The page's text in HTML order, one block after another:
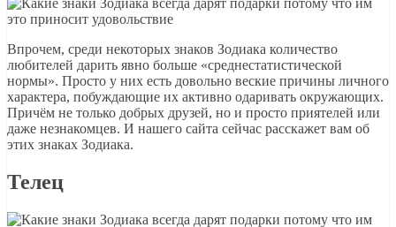
Впрочем, среди некоторых знаков Зодиака количество
любителей дарить явно больше «среднестатистической
нормы». Просто у них есть довольно веские причины личного
характера, побуждающие их активно одаривать окружающих.
Причём не только добрых друзей, но и просто приятелей или
даже незнакомцев. И нашего сайта сейчас расскажет вам об
этих знаках Зодиака.
Телец